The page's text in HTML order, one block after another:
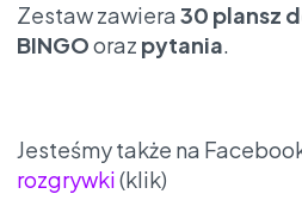
Zestaw zawiera30 plansz
BINGOoraz pytania.
Jesteśmy także na
rozgrywki(klik)